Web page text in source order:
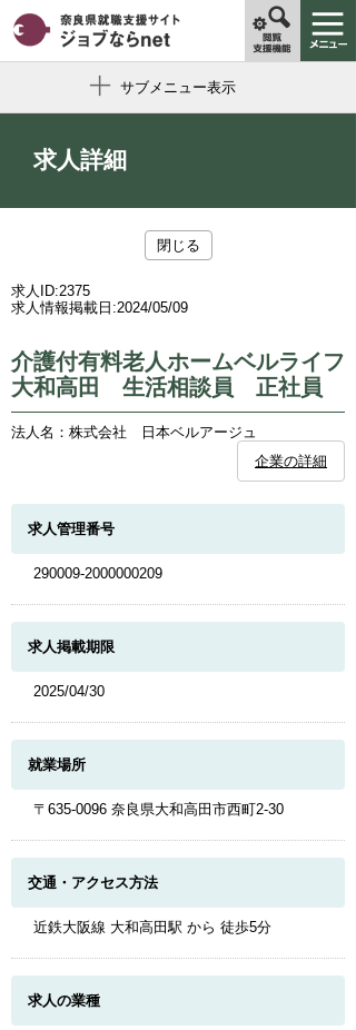
サブメニュー表示
求人詳細
閉じる
求人ID:2375
求人情報掲載日:2024/05/09
介護付有料老人ホームベルライフ
大和高田 生活相談員 正社員
法人名：株式会社 日本ベルアージュ
企業の詳細
求人管理番号
290009-2000000209
求人掲載期限
2025/04/30
就業場所
〒635-0096 奈良県大和高田市西町2-30
交通・アクセス方法
近鉄大阪線 大和高田駅 から 徒歩5分
求人の業種